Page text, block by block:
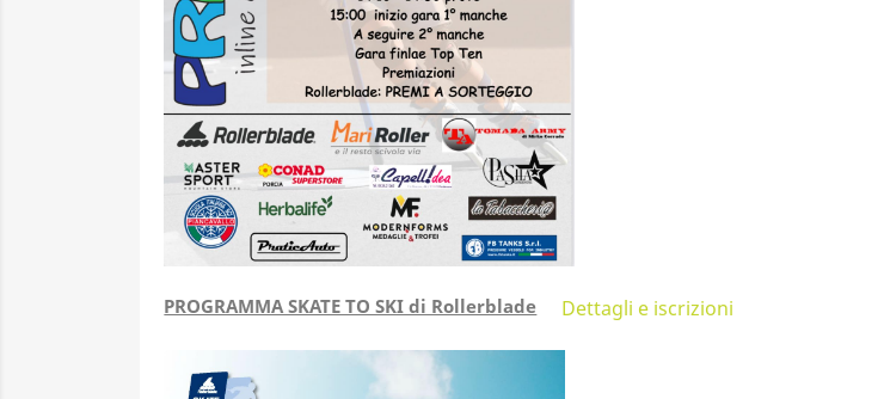
PROGRAMMA SKATE TO SKI di Rollerblade Dettagli e iscrizioni